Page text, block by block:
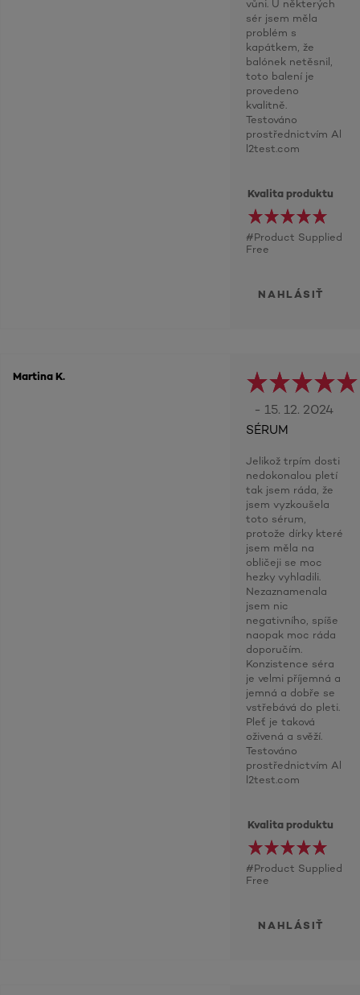
vůni. U některých
sér jsem měla
problém s
kapátkem, že
balónek netěsnil,
toto balení je
provedeno
kvalitně.
Testováno
prostřednictvím Al
l2test.com
Kvalita produktu
#Product Supplied
Free
NAHLÁSIŤ
Martina K.
- 15. 12. 2024
SÉRUM
Jelikož trpím dosti
nedokonalou pletí
tak jsem ráda, že
jsem vyzkoušela
toto sérum,
protože dírky které
jsem měla na
obličeji se moc
hezky vyhladili.
Nezaznamenala
jsem nic
negativního, spíše
naopak moc ráda
doporučím.
Konzistence séra
je velmi příjemná a
jemná a dobře se
vstřebává do pleti.
Pleť je taková
oživená a svěží.
Testováno
prostřednictvím Al
l2test.com
Kvalita produktu
#Product Supplied
Free
NAHLÁSIŤ